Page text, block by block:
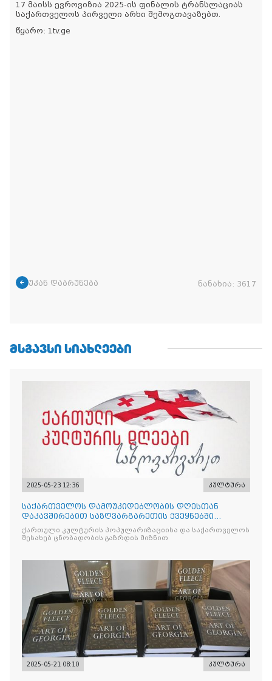
17 მაისს ევროვიზია 2025-ის ფინალის ტრანსლაციას
საქართველოს პირველი არხი შემოგთავაზებთ.
წყარო: 1tv.ge
უკან დაბრუნება ნანახია: 3617
ᲛᲡᲒᲐᲕᲡᲘ ᲡᲘᲐᲮᲚᲔᲔᲑᲘ
2025-05-23 12:36 კულტურა
საქართველოს დამოუკიდებლობის დღესთან
დაკავშირებით საზღვარგარეთის ქვეყნებში
ქართული კულტურის დღეები აღ
ქართული კულტურის პოპულარიზაციისა და საქართველოს
შესახებ ცნობადობის გაზრდის მიზნით
2025-05-21 08:10 კულტურა